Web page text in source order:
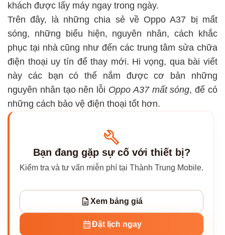
khách được lấy máy ngay trong ngày.
Trên đây, là những chia sẻ về Oppo A37 bị mất
sóng, những biểu hiện, nguyên nhân, cách khắc
phục tại nhà cũng như đến các trung tâm sửa chữa
điện thoại uy tín để thay mới. Hi vọng, qua bài viết
này các bạn có thể nắm được cơ bản những
nguyên nhân tạo nên lỗi Oppo A37 mất sóng, để có
những cách bảo vệ điện thoại tốt hơn.
Bạn đang gặp sự cố với thiết bị?
Kiểm tra và tư vấn miễn phí tại Thành Trung Mobile.
Xem bảng giá
Đặt lịch ngay